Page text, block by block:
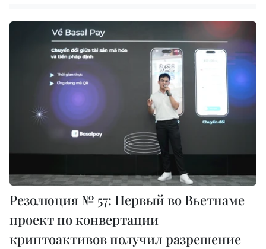
Резолюция № 57: Первый во Вьетнаме
проект по конвертации
криптоактивов получил разрешение